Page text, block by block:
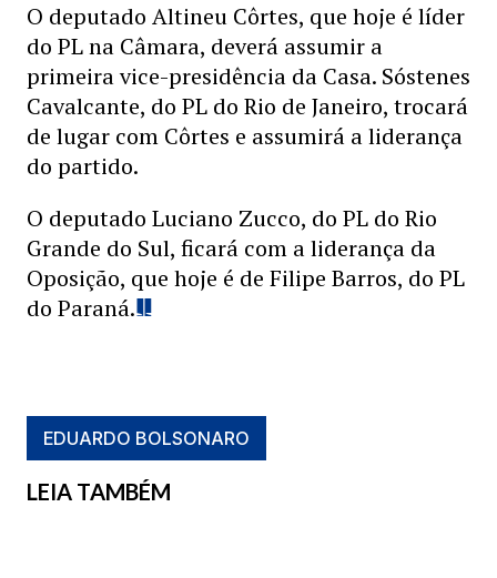
O deputado Altineu Côrtes, que hoje é líder
do PL na Câmara, deverá assumir a
primeira vice-presidência da Casa. Sóstenes
Cavalcante, do PL do Rio de Janeiro, trocará
de lugar com Côrtes e assumirá a liderança
do partido.
O deputado Luciano Zucco, do PL do Rio
Grande do Sul, ficará com a liderança da
Oposição, que hoje é de Filipe Barros, do PL
do Paraná.
EDUARDO BOLSONARO
LEIA TAMBÉM